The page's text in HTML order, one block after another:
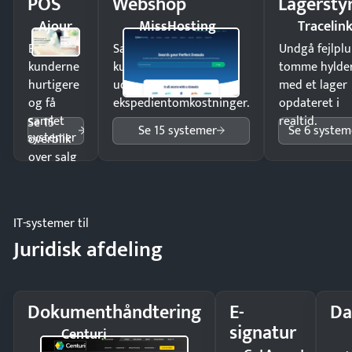
Ajour
Ekspedér
kunderne
hurtigere
og få
samlet
overblik
over salg
Se 15
systemer
MissHosting
Sælg produkter 24/7 til
kunder i hele landet
uden
ekspedientomkostninger.
Se 15 systemer
Undgå
tomme
med et lager
opdateret i
realtid.
Se 6
IT-systemer til
Juridisk afdeling
Dokumenthåndtering
Centuri
E-
signatur